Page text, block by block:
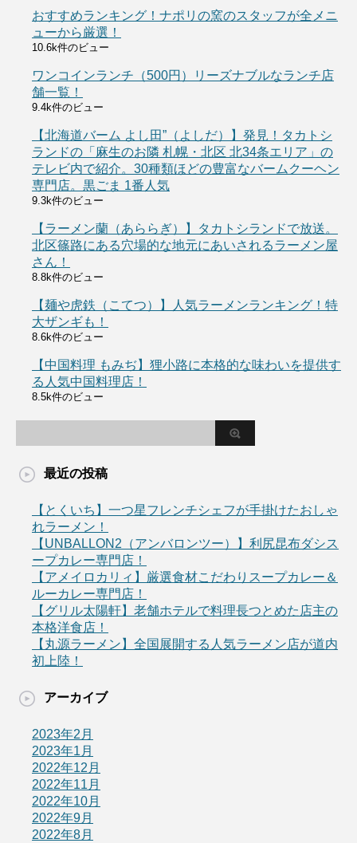
おすすめランキング！ナポリの窯のスタッフが全メニ
ューから厳選！
10.6k件のビュー
ワンコインランチ（500円）リーズナブルなランチ店
舗一覧！
9.4k件のビュー
【北海道バーム よし田”（よしだ）】発見！タカトシ
ランドの「麻生のお隣 札幌・北区 北34条エリア」の
テレビ内で紹介。30種類ほどの豊富なバームクーヘン
専門店。黒ごま 1番人気
9.3k件のビュー
【ラーメン蘭（あららぎ）】タカトシランドで放送。
北区篠路にある穴場的な地元にあいされるラーメン屋
さん！
8.8k件のビュー
【麺や虎鉄（こてつ）】人気ラーメンランキング！特
大ザンギも！
8.6k件のビュー
【中国料理 もみぢ】狸小路に本格的な味わいを提供す
る人気中国料理店！
8.5k件のビュー
最近の投稿
【とくいち】一つ星フレンチシェフが手掛けたおしゃ
れラーメン！
【UNBALLON2（アンバロンツー）】利尻昆布ダシス
ープカレー専門店！
【アメイロカリィ】厳選食材こだわりスープカレー＆
ルーカレー専門店！
【グリル太陽軒】老舗ホテルで料理長つとめた店主の
本格洋食店！
【丸源ラーメン】全国展開する人気ラーメン店が道内
初上陸！
アーカイブ
2023年2月
2023年1月
2022年12月
2022年11月
2022年10月
2022年9月
2022年8月